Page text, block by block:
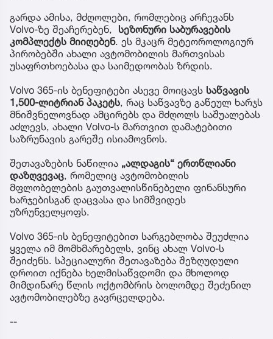
გარდა ამისა, მძღოლები, რომლებიც არჩევანს
Volvo-ზე შეაჩერებენ, სეზონური საბურავების
კომპლექტს მიიღებენ. ეს მკაცრ მეტეოროლოგიურ
პირობებში ახალი ავტომობილის მართვისას
უსაფრთხოებასა და საიმედოობას ზრდის.
Volvo 365-ის ბენეფიტები ასევე მოიცავს საწვავის
1,500-ლიტრიან პაკეტს, რაც საწვავზე გაწეულ ხარჯს
მნიშვნელოვნად ამცირებს და მძღოლს საშუალებას
აძლევს, ახალი Volvo-ს მართვით დამატებითი
საზრუნავის გარეშე ისიამოვნოს.
შეთავაზების ნაწილია „ალდაგის“ ერთწლიანი
დაზღვევაც, რომელიც ავტომობილის
მფლობელების გაუთვალისწინებელი ფინანსური
ხარჯებისგან დაცვასა და სიმშვიდეს
უზრუნველყოფს.
Volvo 365-ის ბენეფიტებით სარგებლობა შეუძლია
ყველა იმ მომხმარებელს, ვინც ახალ Volvo-ს
შეიძენს. სპეციალური შეთავაზება შეზღუდული
დროით იქნება ხელმისაწვდომი და მხოლოდ
მიმდინარე წლის ოქტომბრის ბოლომდე შეძენილ
ავტომობილებზე გავრცელდება.
--